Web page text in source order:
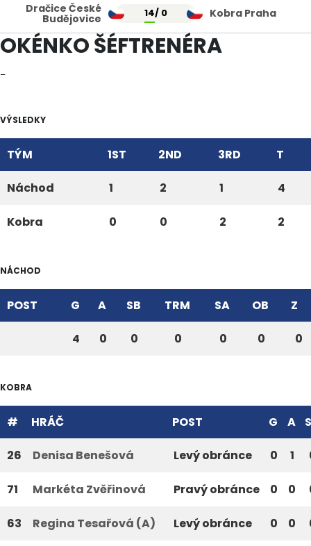
Dračice České
Budějovice 14/ 0 Kobra Praha
OKÉNKO ŠÉFTRENÉRA
–
VÝSLEDKY
TÝM 1ST 2ND 3RD T
Náchod 1 2 1 4
Kobra 0 0 2 2
NÁCHOD
POST G A SB TRM SA OB Z
4 0 0 0 0 0 0
KOBRA
# HRÁČ POST G A
26 Denisa Benešová Levý obránce 0 1
71 Markéta Zvěřinová Pravý obránce 0 0
63 Regina Tesařová (A) Levý obránce 0 0